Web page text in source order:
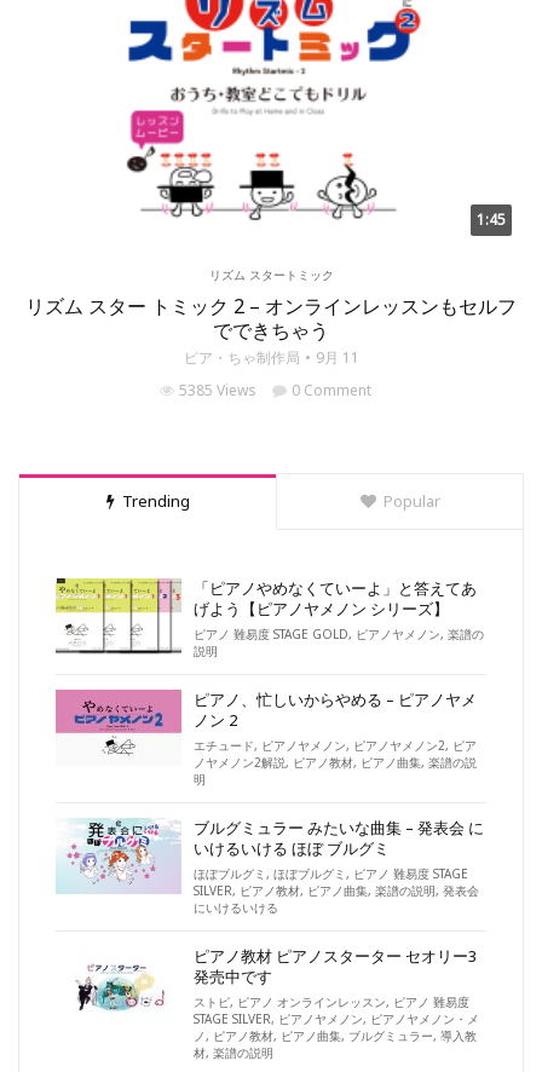
1:45
リズム スタートミック
リズム スター トミック 2 – オンラインレッスンもセルフ
でできちゃう
ピア・ちゃ制作局
9月 11
5385 Views
0 Comment
Trending Popular
「ピアノやめなくていーよ」と答えてあ
げよう【ピアノヤメノン シリーズ】
ピアノ 難易度 STAGE GOLD, ピアノヤメノン, 楽譜の
説明
ピアノ、忙しいからやめる – ピアノヤメ
ノン 2
エチュード, ピアノヤメノン, ピアノヤメノン2, ピア
ノヤメノン2解説, ピアノ教材, ピアノ曲集, 楽譜の説
明
ブルグミュラー みたいな曲集 – 発表会 に
いけるいける ほぼ ブルグミ
ほぼブルグミ , ほぼブルグミ , ピアノ 難易度 STAGE
SILVER, ピアノ教材, ピアノ曲集, 楽譜の説明, 発表会
にいけるいける
ピアノ教材 ピアノスターター セオリー3
発売中です
ストピ, ピアノ オンラインレッスン, ピアノ 難易度
STAGE SILVER, ピアノヤメノン, ピアノヤメノン・メ
ノ , ピアノ教材, ピアノ曲集, ブルグミュラー, 導入教
材, 楽譜の説明